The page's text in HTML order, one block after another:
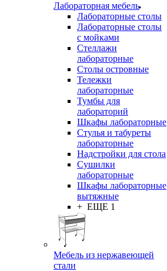
Лабораторная мебель
Лабораторные столы
Лабораторные столы
с мойками
Стеллажи
лабораторные
Столы островные
Тележки
лабораторные
Тумбы для
лабораторий
Шкафы лабораторные
Стулья и табуреты
лабораторные
Надстройки для стола
Сушилки
лабораторные
Шкафы лабораторные
вытяжные
+ ЕЩЕ 1
Мебель из нержавеющей
стали